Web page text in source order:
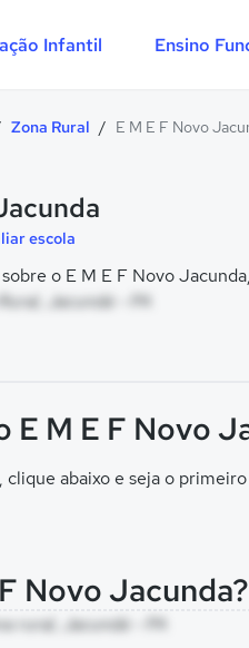
Infantil Ensino
Zona Rural / E M E F Novo
escola
o E M E F Novo
Jacundá - PA
E M E F Novo
clique abaixo e seja o
Novo Jacunda?
rural, Jacundá - PA